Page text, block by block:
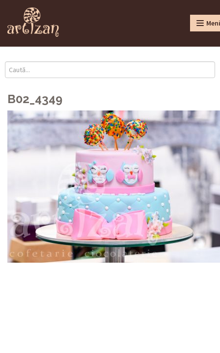
B02_4349